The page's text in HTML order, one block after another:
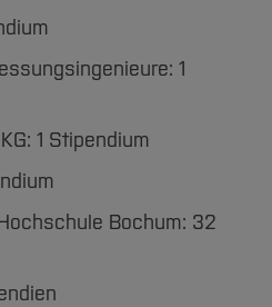
1
1 Stipendium
Bochum: 32